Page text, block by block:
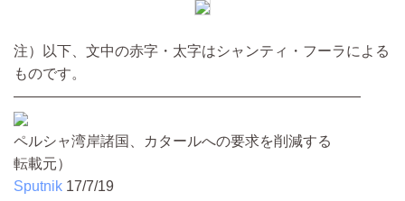
注）以下、文中の赤字・太字はシャンティ・フーラによる
ものです。
————————————————————————
ペルシャ湾岸諸国、カタールへの要求を削減する
転載元）
Sputnik 17/7/19